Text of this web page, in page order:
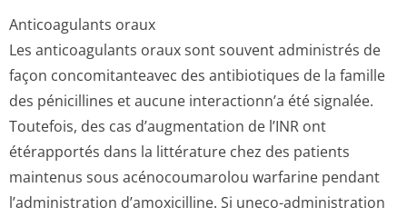
Anticoagulants oraux
Les anticoagulants oraux sont souvent administrés de
façon concomitanteavec des antibiotiques de la famille
des pénicillines et aucune interactionn’a été signalée.
Toutefois, des cas d’augmentation de l’INR ont
étérapportés dans la littérature chez des patients
maintenus sous acénocoumarolou warfarine pendant
l’administration d’amoxicilline. Si uneco-administration